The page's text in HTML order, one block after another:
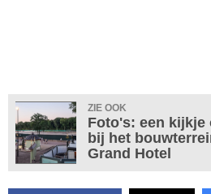
ZIE OOK
Foto's: een kijkje
bij het
Grand Hotel